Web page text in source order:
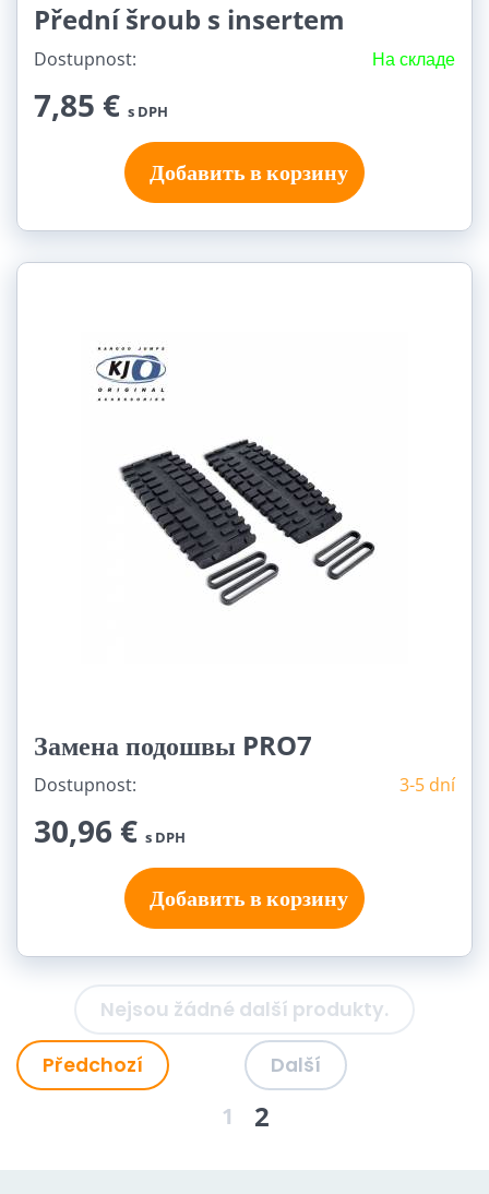
Přední šroub s insertem
Dostupnost: На складе
7,85 € s DPH
Добавить в корзину
Замена подошвы PRO7
Dostupnost: 3-5 dní
30,96 € s DPH
Добавить в корзину
Nejsou žádné další produkty.
Předchozí
1 2
Další